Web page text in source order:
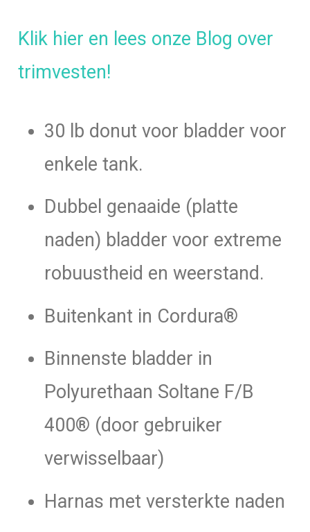
Klik hier en lees onze Blog over
trimvesten!
30 lb donut voor bladder voor
enkele tank.
Dubbel genaaide (platte
naden) bladder voor extreme
robuustheid en weerstand.
Buitenkant in Cordura®
Binnenste bladder in
Polyurethaan Soltane F/B
400® (door gebruiker
verwisselbaar)
Harnas met versterkte naden